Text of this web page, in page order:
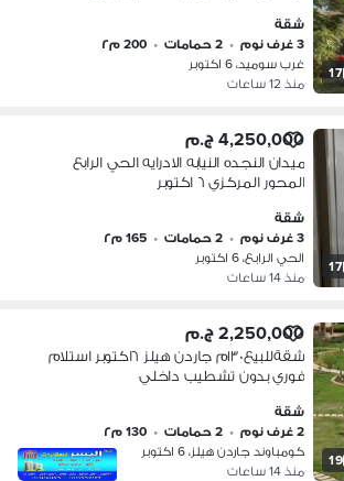
17
شقة
3 غرف نوم
• 2 حمامات • 200 م٢
غرب سوميد، 6 اكتوبر
منذ 12 ساعات
17
4,250,000 ج.م
ميدان النجده النيابه الادرايه الحي الرابع
المحور المركزي ٦ اكتوبر
شقة
3 غرف نوم
• 2 حمامات • 165 م٢
الحي الرابع، 6 اكتوبر
منذ 14 ساعات
19
2,250,000 ج.م
شقةللبيع١٣٠م جاردن هيلز ٦اكتوبر استلام
فوري بدون تشطيب داخلي
شقة
2 غرف نوم
• 2 حمامات • 130 م٢
كومباوند جاردن هيلز، 6 اكتوبر
منذ 14 ساعات